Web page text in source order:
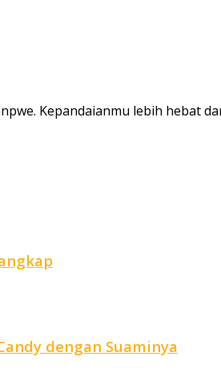
Kepandaianmu lebih hebat
dengan Suaminya